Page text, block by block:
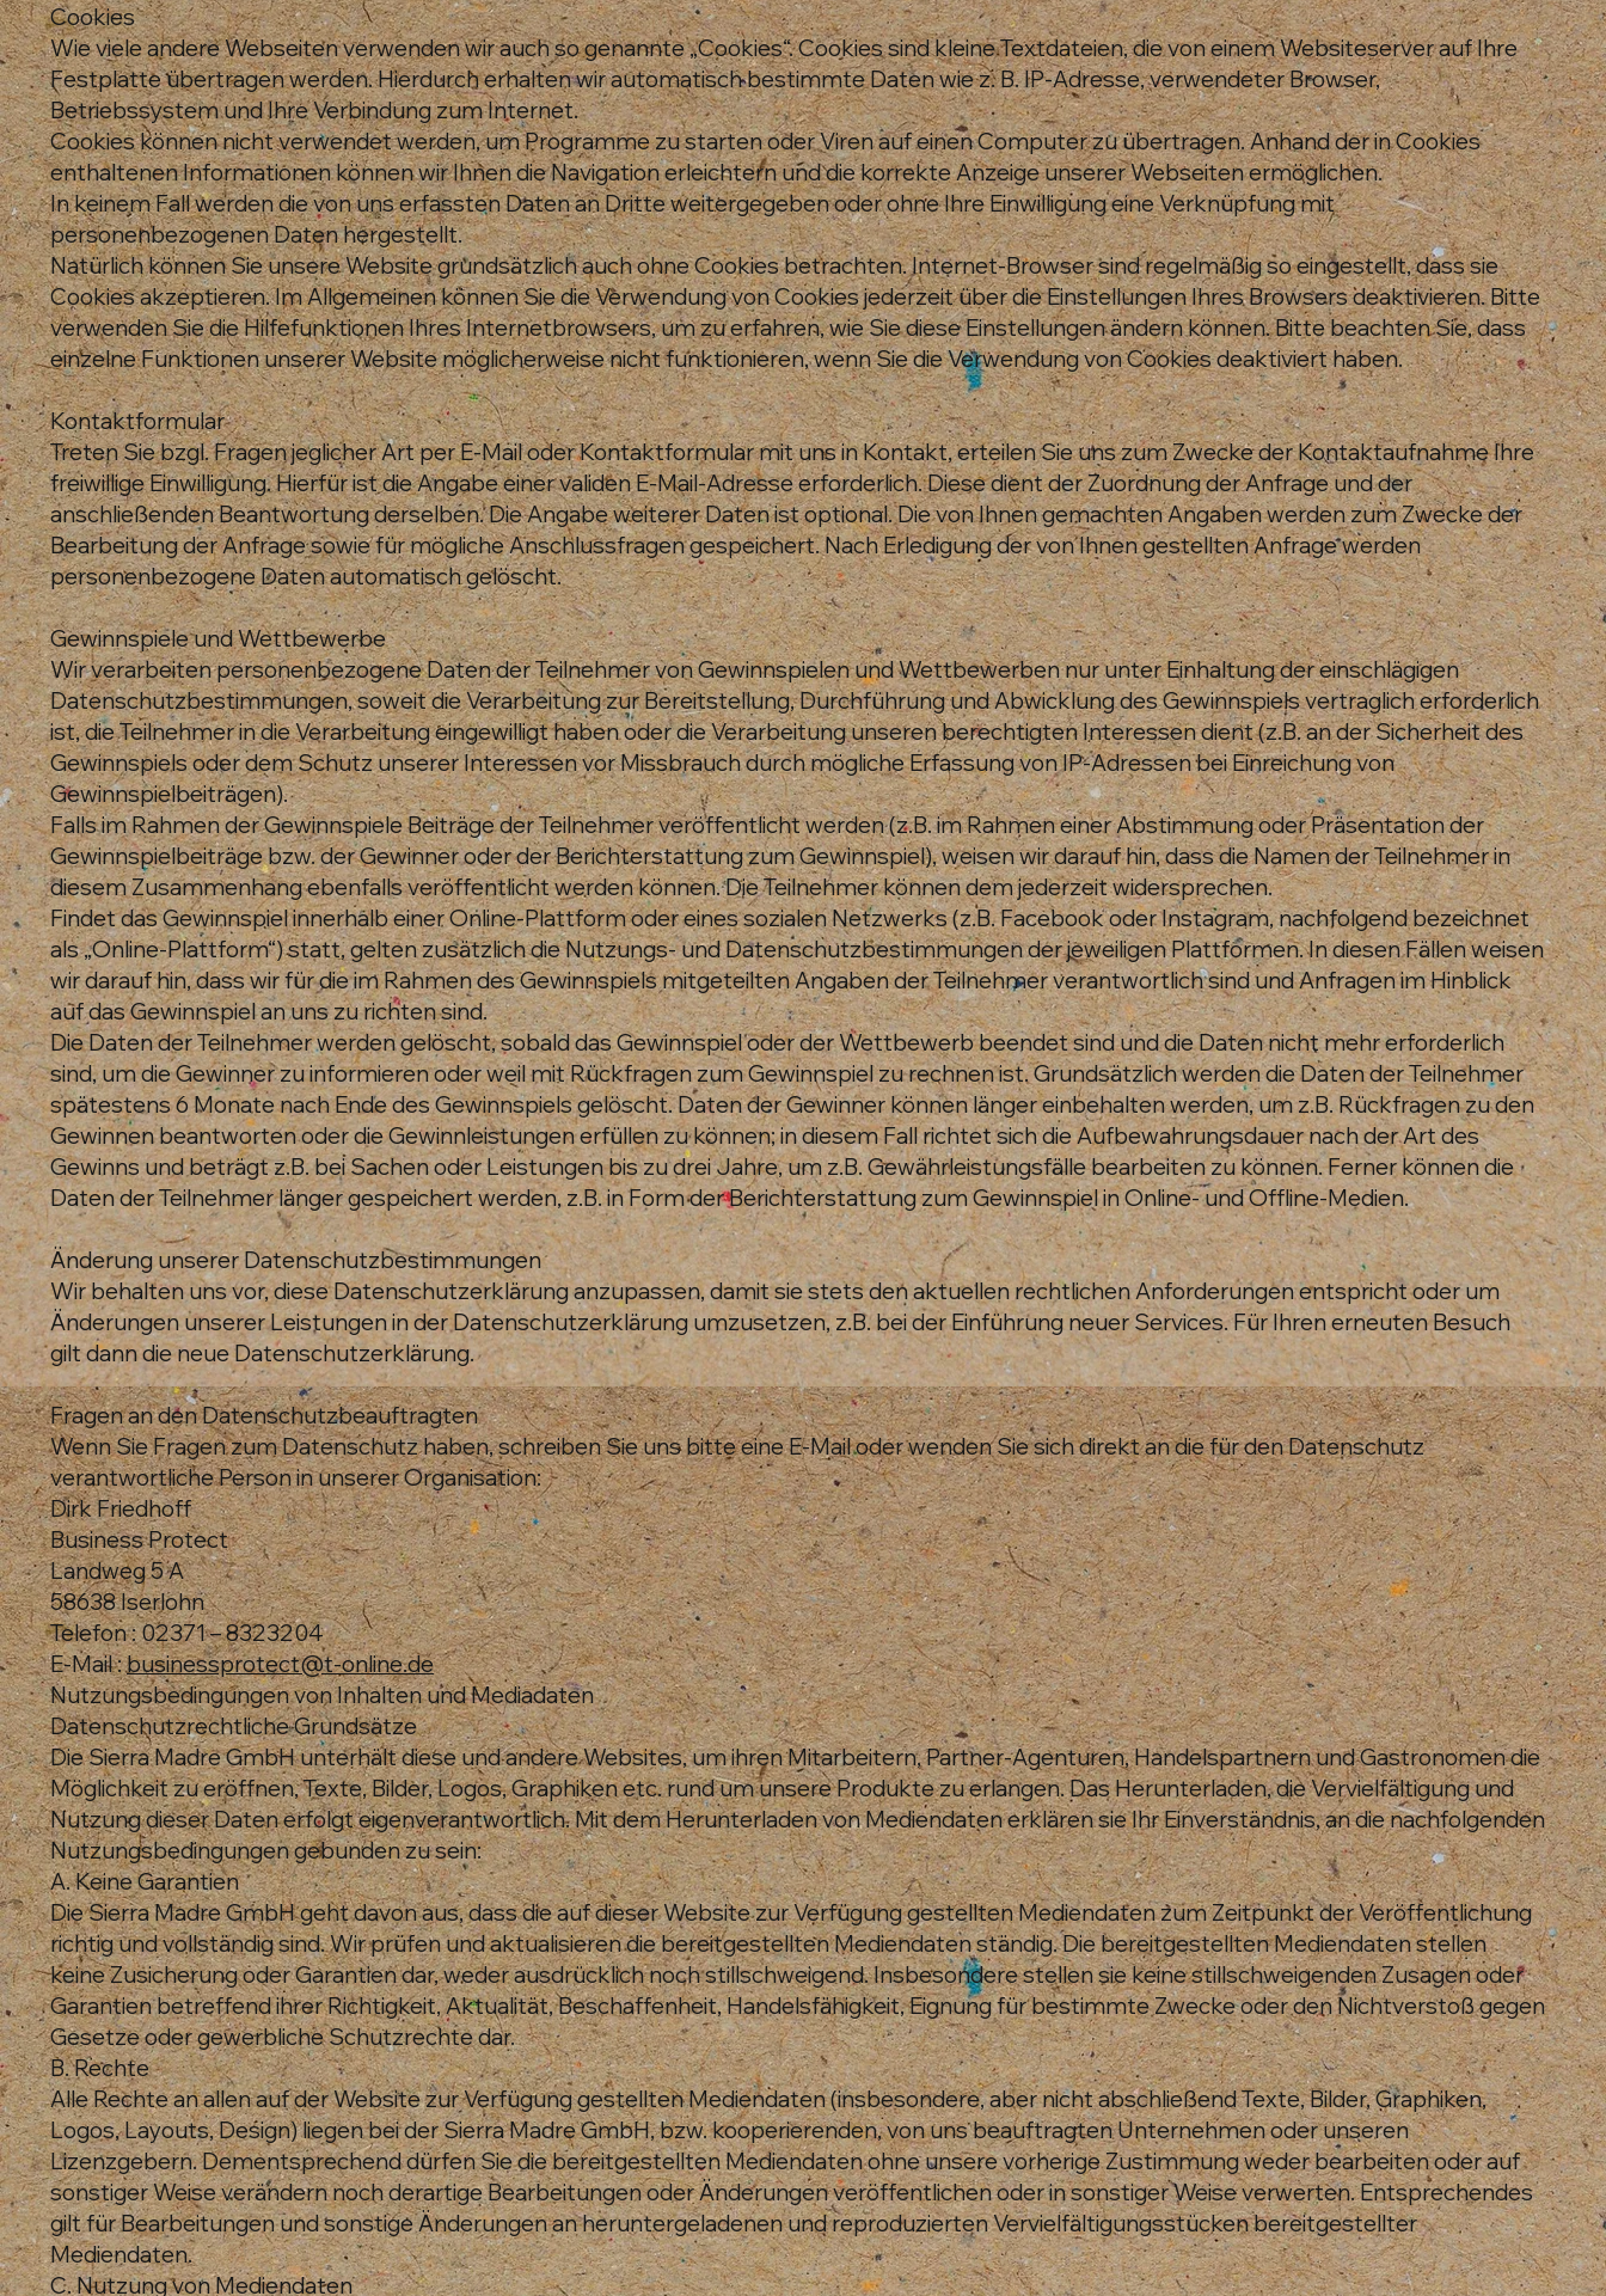
Cookies
Wie viele andere Webseiten verwenden wir auch so genannte „Cookies“. Cookies sind kleine Textdateien, die von einem Websiteserver auf Ihre
Festplatte übertragen werden. Hierdurch erhalten wir automatisch bestimmte Daten wie z. B. IP-Adresse, verwendeter Browser,
Betriebssystem und Ihre Verbindung zum Internet.
Cookies können nicht verwendet werden, um Programme zu starten oder Viren auf einen Computer zu übertragen. Anhand der in Cookies
enthaltenen Informationen können wir Ihnen die Navigation erleichtern und die korrekte Anzeige unserer Webseiten ermöglichen.
In keinem Fall werden die von uns erfassten Daten an Dritte weitergegeben oder ohne Ihre Einwilligung eine Verknüpfung mit
personenbezogenen Daten hergestellt.
Natürlich können Sie unsere Website grundsätzlich auch ohne Cookies betrachten. Internet-Browser sind regelmäßig so eingestellt, dass sie
Cookies akzeptieren. Im Allgemeinen können Sie die Verwendung von Cookies jederzeit über die Einstellungen Ihres Browsers deaktivieren. Bitte
verwenden Sie die Hilfefunktionen Ihres Internetbrowsers, um zu erfahren, wie Sie diese Einstellungen ändern können. Bitte beachten Sie, dass
einzelne Funktionen unserer Website möglicherweise nicht funktionieren, wenn Sie die Verwendung von Cookies deaktiviert haben.
Kontaktformular
Treten Sie bzgl. Fragen jeglicher Art per E-Mail oder Kontaktformular mit uns in Kontakt, erteilen Sie uns zum Zwecke der Kontaktaufnahme Ihre
freiwillige Einwilligung. Hierfür ist die Angabe einer validen E-Mail-Adresse erforderlich. Diese dient der Zuordnung der Anfrage und der
anschließenden Beantwortung derselben. Die Angabe weiterer Daten ist optional. Die von Ihnen gemachten Angaben werden zum Zwecke der
Bearbeitung der Anfrage sowie für mögliche Anschlussfragen gespeichert. Nach Erledigung der von Ihnen gestellten Anfrage werden
personenbezogene Daten automatisch gelöscht.
Gewinnspiele und Wettbewerbe
Wir verarbeiten personenbezogene Daten der Teilnehmer von Gewinnspielen und Wettbewerben nur unter Einhaltung der einschlägigen
Datenschutzbestimmungen, soweit die Verarbeitung zur Bereitstellung, Durchführung und Abwicklung des Gewinnspiels vertraglich erforderlich
ist, die Teilnehmer in die Verarbeitung eingewilligt haben oder die Verarbeitung unseren berechtigten Interessen dient (z.B. an der Sicherheit des
Gewinnspiels oder dem Schutz unserer Interessen vor Missbrauch durch mögliche Erfassung von IP-Adressen bei Einreichung von
Gewinnspielbeiträgen).
Falls im Rahmen der Gewinnspiele Beiträge der Teilnehmer veröffentlicht werden (z.B. im Rahmen einer Abstimmung oder Präsentation der
Gewinnspielbeiträge bzw. der Gewinner oder der Berichterstattung zum Gewinnspiel), weisen wir darauf hin, dass die Namen der Teilnehmer in
diesem Zusammenhang ebenfalls veröffentlicht werden können. Die Teilnehmer können dem jederzeit widersprechen.
Findet das Gewinnspiel innerhalb einer Online-Plattform oder eines sozialen Netzwerks (z.B. Facebook oder Instagram, nachfolgend bezeichnet
als „Online-Plattform“) statt, gelten zusätzlich die Nutzungs- und Datenschutzbestimmungen der jeweiligen Plattformen. In diesen Fällen weisen
wir darauf hin, dass wir für die im Rahmen des Gewinnspiels mitgeteilten Angaben der Teilnehmer verantwortlich sind und Anfragen im Hinblick
auf das Gewinnspiel an uns zu richten sind.
Die Daten der Teilnehmer werden gelöscht, sobald das Gewinnspiel oder der Wettbewerb beendet sind und die Daten nicht mehr erforderlich
sind, um die Gewinner zu informieren oder weil mit Rückfragen zum Gewinnspiel zu rechnen ist. Grundsätzlich werden die Daten der Teilnehmer
spätestens 6 Monate nach Ende des Gewinnspiels gelöscht. Daten der Gewinner können länger einbehalten werden, um z.B. Rückfragen zu den
Gewinnen beantworten oder die Gewinnleistungen erfüllen zu können; in diesem Fall richtet sich die Aufbewahrungsdauer nach der Art des
Gewinns und beträgt z.B. bei Sachen oder Leistungen bis zu drei Jahre, um z.B. Gewährleistungsfälle bearbeiten zu können. Ferner können die
Daten der Teilnehmer länger gespeichert werden, z.B. in Form der Berichterstattung zum Gewinnspiel in Online- und Offline-Medien.
Änderung unserer Datenschutzbestimmungen
Wir behalten uns vor, diese Datenschutzerklärung anzupassen, damit sie stets den aktuellen rechtlichen Anforderungen entspricht oder um
Änderungen unserer Leistungen in der Datenschutzerklärung umzusetzen, z.B. bei der Einführung neuer Services. Für Ihren erneuten Besuch
gilt dann die neue Datenschutzerklärung.
Fragen an den Datenschutzbeauftragten
Wenn Sie Fragen zum Datenschutz haben, schreiben Sie uns bitte eine E-Mail oder wenden Sie sich direkt an die für den Datenschutz
verantwortliche Person in unserer Organisation:
Dirk Friedhoff
Business Protect
Landweg 5 A
58638 Iserlohn
Telefon : 02371 – 8323204
E-Mail :businessprotect@t-online.de
Nutzungsbedingungen von Inhalten und Mediadaten
Datenschutzrechtliche Grundsätze
Die Sierra Madre GmbH unterhält diese und andere Websites, um ihren Mitarbeitern, Partner-Agenturen, Handelspartnern und Gastronomen die
Möglichkeit zu eröffnen, Texte, Bilder, Logos, Graphiken etc. rund um unsere Produkte zu erlangen. Das Herunterladen, die Vervielfältigung und
Nutzung dieser Daten erfolgt eigenverantwortlich. Mit dem Herunterladen von Mediendaten erklären sie Ihr Einverständnis, an die nachfolgenden
Nutzungsbedingungen gebunden zu sein:
A. Keine Garantien
Die Sierra Madre GmbH geht davon aus, dass die auf dieser Website zur Verfügung gestellten Mediendaten zum Zeitpunkt der Veröffentlichung
richtig und vollständig sind. Wir prüfen und aktualisieren die bereitgestellten Mediendaten ständig. Die bereitgestellten Mediendaten stellen
keine Zusicherung oder Garantien dar, weder ausdrücklich noch stillschweigend. Insbesondere stellen sie keine stillschweigenden Zusagen oder
Garantien betreffend ihrer Richtigkeit, Aktualität, Beschaffenheit, Handelsfähigkeit, Eignung für bestimmte Zwecke oder den Nichtverstoß gegen
Gesetze oder gewerbliche Schutzrechte dar.
B. Rechte
Alle Rechte an allen auf der Website zur Verfügung gestellten Mediendaten (insbesondere, aber nicht abschließend Texte, Bilder, Graphiken,
Logos, Layouts, Design) liegen bei der Sierra Madre GmbH, bzw. kooperierenden, von uns beauftragten Unternehmen oder unseren
Lizenzgebern. Dementsprechend dürfen Sie die bereitgestellten Mediendaten ohne unsere vorherige Zustimmung weder bearbeiten oder auf
sonstiger Weise verändern noch derartige Bearbeitungen oder Änderungen veröffentlichen oder in sonstiger Weise verwerten. Entsprechendes
gilt für Bearbeitungen und sonstige Änderungen an heruntergeladenen und reproduzierten Vervielfältigungsstücken bereitgestellter
Mediendaten.
C. Nutzung von Mediendaten